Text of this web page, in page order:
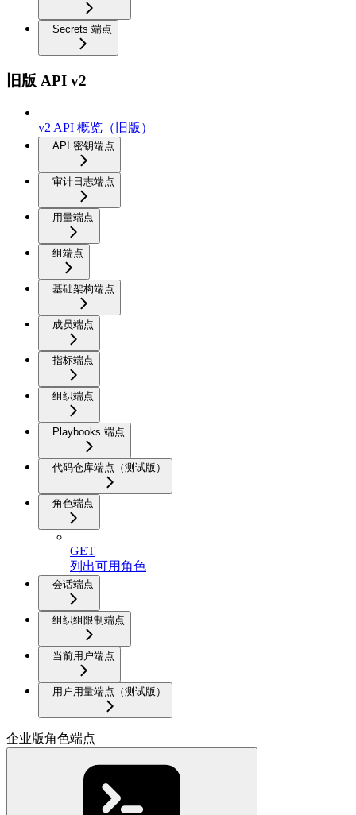
Secrets 端点
旧版 API v2
v2 API 概览（旧版）
API 密钥端点
审计日志端点
用量端点
组端点
基础架构端点
成员端点
指标端点
组织端点
Playbooks 端点
代码仓库端点（测试版）
角色端点
GET
列出可用角色
会话端点
组织组限制端点
当前用户端点
用户用量端点（测试版）
企业版角色端点